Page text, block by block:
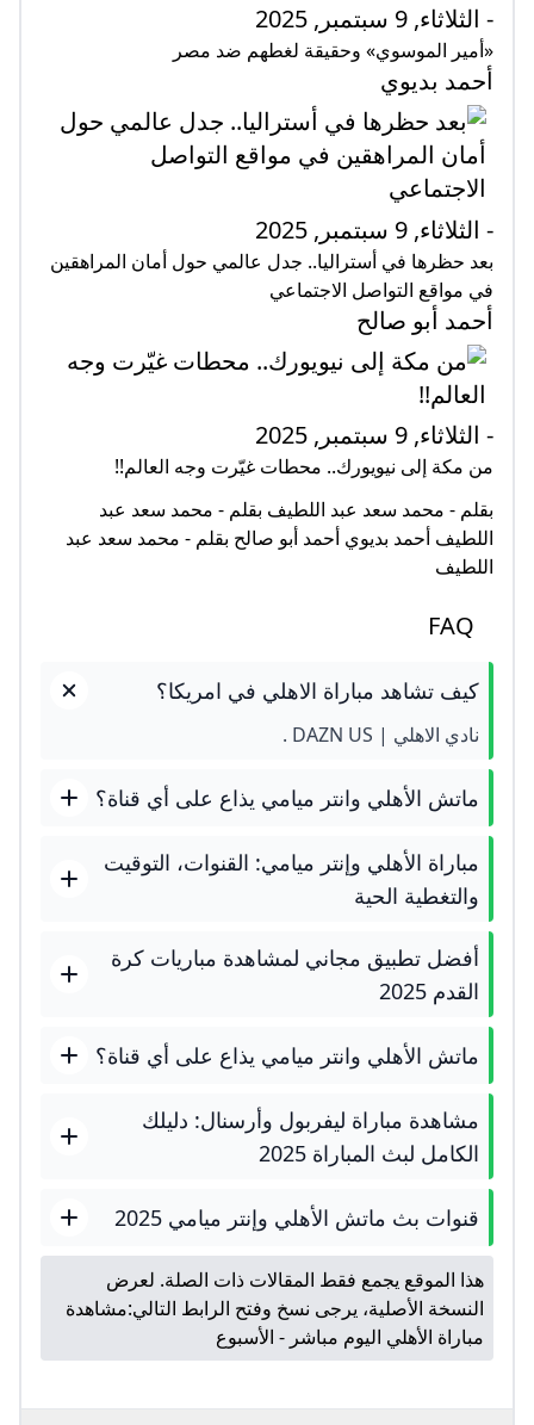
- الثلاثاء, 9 سبتمبر, 2025
«أمير الموسوي» وحقيقة لغطهم ضد مصر
أحمد بديوي
- الثلاثاء, 9 سبتمبر, 2025
بعد حظرها في أستراليا.. جدل عالمي حول أمان المراهقين
في مواقع التواصل الاجتماعي
أحمد أبو صالح
- الثلاثاء, 9 سبتمبر, 2025
من مكة إلى نيويورك.. محطات غيّرت وجه العالم!!
بقلم - محمد سعد عبد اللطيف بقلم - محمد سعد عبد
اللطيف أحمد بديوي أحمد أبو صالح بقلم - محمد سعد عبد
اللطيف
FAQ
كيف تشاهد مباراة الاهلي في امريكا؟
نادي الاهلي | DAZN US .
ماتش الأهلي وانتر ميامي يذاع على أي قناة؟
مباراة الأهلي وإنتر ميامي: القنوات، التوقيت
والتغطية الحية
أفضل تطبيق مجاني لمشاهدة مباريات كرة
القدم 2025
ماتش الأهلي وانتر ميامي يذاع على أي قناة؟
مشاهدة مباراة ليفربول وأرسنال: دليلك
الكامل لبث المباراة 2025
قنوات بث ماتش الأهلي وإنتر ميامي 2025
هذا الموقع يجمع فقط المقالات ذات الصلة. لعرض
النسخة الأصلية، يرجى نسخ وفتح الرابط التالي:مشاهدة
مباراة الأهلي اليوم مباشر - الأسبوع